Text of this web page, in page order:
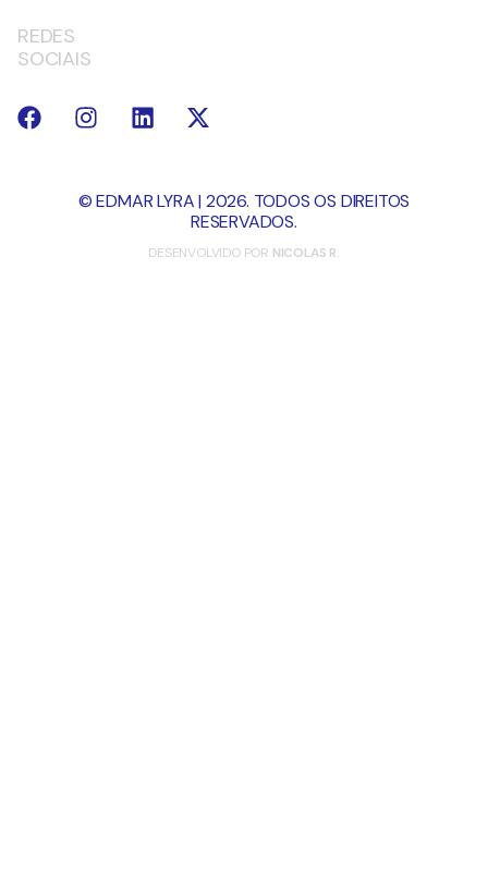
REDES
SOCIAIS
© EDMAR LYRA | 2026. TODOS OS DIREITOS
RESERVADOS.
DESENVOLVIDO POR NICOLAS R.